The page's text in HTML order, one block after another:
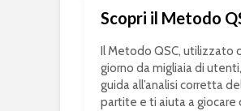
Scopri il Metodo
Il Metodo QSC, utilizzato
giorno da migliaia di
guida all’analisi corretta
partite e ti aiuta a giocare